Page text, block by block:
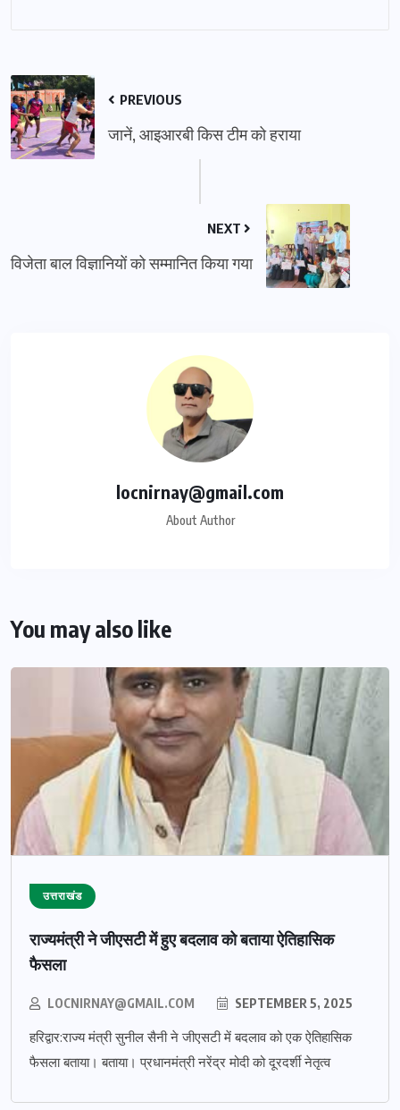
PREVIOUS
जानें, आइआरबी किस टीम को हराया
NEXT
विजेता बाल विज्ञानियों को सम्मानित किया गया
locnirnay@gmail.com
About Author
You may also like
उत्तराखंड
राज्यमंत्री ने जीएसटी में हुए बदलाव को बताया ऐतिहासिक
फैसला
LOCNIRNAY@GMAIL.COM SEPTEMBER 5, 2025
हरिद्वार:राज्य मंत्री सुनील सैनी ने जीएसटी में बदलाव को एक ऐतिहासिक
फैसला बताया। बताया। प्रधानमंत्री नरेंद्र मोदी को दूरदर्शी नेतृत्व